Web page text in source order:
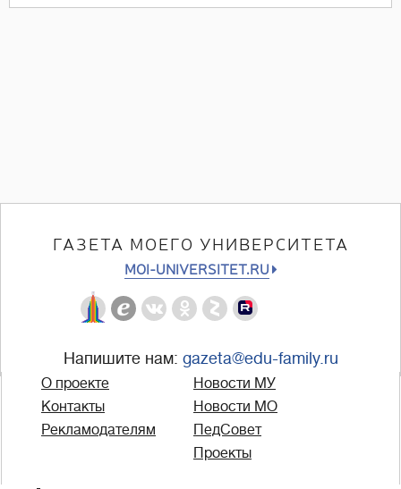
ГАЗЕТА МОЕГО УНИВЕРСИТЕТА
MOI-UNIVERSITET.RU
Напишите нам: gazeta@edu-family.ru
О проекте
Контакты
Рекламодателям
Новости МУ
Новости МО
ПедСовет
Проекты